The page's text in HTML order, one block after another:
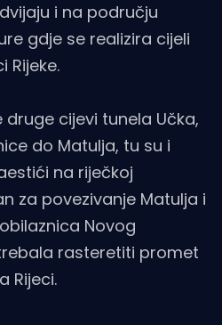
i na području
gdje se realizira cijeli
Rijeke.
druge cijevi tunela Učka,
do Matulja, tu su i
na riječkoj
za povezivanje Matulja i
Novog
rasteretiti promet
Rijeci.